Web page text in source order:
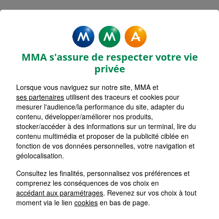
Assurance Nouvelle-Aquitaine Assurance Gironde (33)
MMA s'assure de respecter votre vie
privée
Lorsque vous naviguez sur notre site, MMA et
ses partenaires utilisent des traceurs et cookies pour
mesurer l'audience/la performance du site, adapter du
contenu, développer/améliorer nos produits,
stocker/accéder à des informations sur un terminal, lire du
contenu multimédia et proposer de la publicité ciblée en
fonction de vos données personnelles, votre navigation et
géolocalisation.
Consultez les finalités, personnalisez vos préférences et
comprenez les conséquences de vos choix en
accédant aux paramétrages. Revenez sur vos choix à tout
moment via le lien cookies en bas de page.